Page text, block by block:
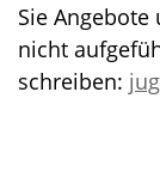
Sie
nicht
schreiben: